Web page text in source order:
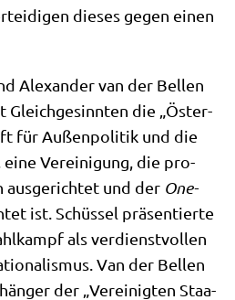
die­ses gegen einen
Alex­an­der van der Bel­len
Gleich­ge­sinn­ten die „Öster­
für Außen­po­li­tik und die
eine Ver­ei­ni­gung, die pro­
aus­ge­rich­tet und der One-
ist. Schüs­sel prä­sen­tier­te
als ver­dienst­vol­len
Van der Bel­len
der „Ver­ei­nig­ten Staa­